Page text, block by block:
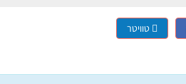
טוויטר